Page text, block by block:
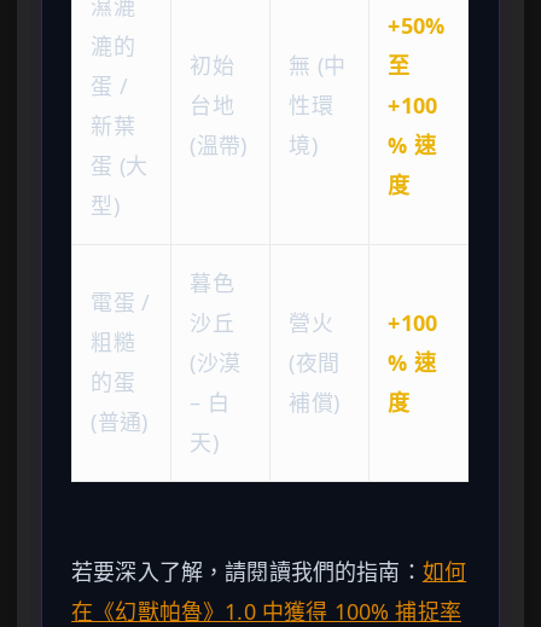
濕漉
漉的
蛋 /
新葉
蛋 (大
型)
初始
台地
(溫帶)
無 (中
性環
境)
+50%
至
+100
% 速
度
電蛋 /
粗糙
的蛋
(普通)
暮色
沙丘
(沙漠
– 白
天)
營火
(夜間
補償)
+100
% 速
度
若要深入了解，請閱讀我們的指南： 如何
在《幻獸帕魯》1.0 中獲得 100% 捕捉率